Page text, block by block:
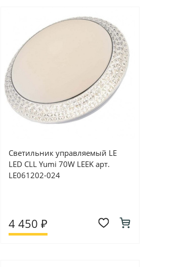
Светильник управляемый LE
LED CLL Yumi 70W LEEK арт.
LE061202-024
4 450 ₽